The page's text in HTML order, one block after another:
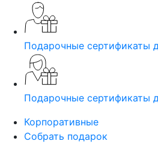
Подарочные сертификаты
Подарочные сертификаты
Корпоративные
Собрать подарок